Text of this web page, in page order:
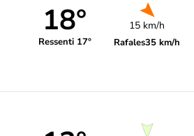
18°
Ressenti 17°
15 km/h
Rafales35 km/h